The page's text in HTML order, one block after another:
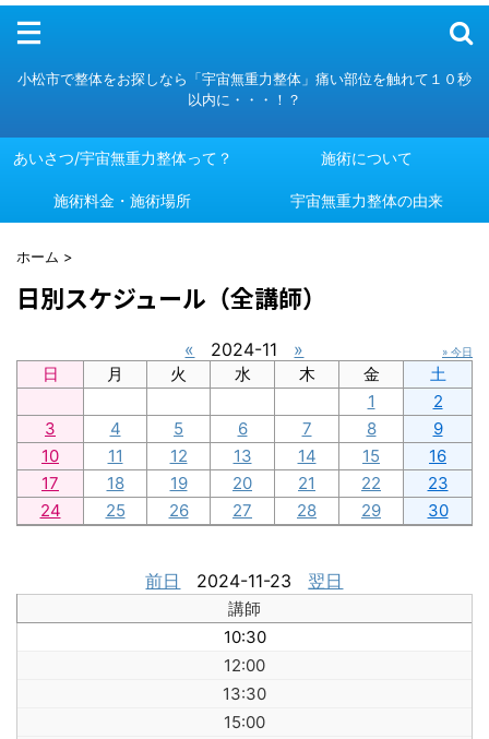
メニュー
あいさつ/宇宙無重力整体って？
施術料金・施術場所
宇宙無重力整体の由来
小松市で整体をお探しなら「宇宙無重力整体」痛い部位を触れて１０秒
以内に・・・！？
あいさつ/宇宙無重力整体って？ 施術について
施術料金・施術場所 宇宙無重力整体の由来
ホーム >
日別スケジュール（全講師）
« 2024-11 » » 今日
日 月 火 水 木 金
土
1
2
3
4 5 6 7 8
9
10
11 12 13 14 15
16
17
18 19 20 21 22
23
24
25 26 27 28 29 30
前日 2024-11-23 翌日
講師
10:30
12:00
13:30
15:00